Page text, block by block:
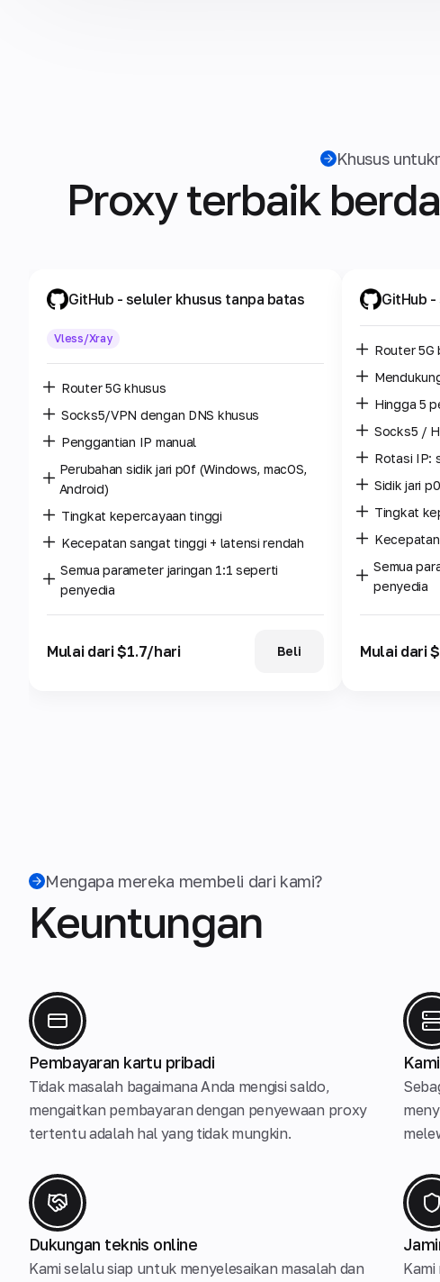
Khusus
Proxy terbaik
GitHub - seluler khusus tanpa batas
Vless/Xray
Router 5G khusus
Socks5/VPN dengan DNS khusus
Penggantian IP manual
Perubahan sidik jari p0f (Windows, macOS,
Android)
Tingkat kepercayaan tinggi
Kecepatan sangat tinggi + latensi rendah
Semua parameter jaringan 1:1 seperti
penyedia
Mulai dari $1.7/hari Beli
GitHub -
Router 5G
Hingga 5
Socks5 /
Rotasi IP:
Sidik jari
Tingkat
Semua
penyedia
Mulai dari
Mengapa mereka membeli dari kami?
Keuntungan
Pembayaran kartu pribadi
Tidak masalah bagaimana Anda mengisi saldo,
mengaitkan pembayaran dengan penyewaan proxy
tertentu adalah hal yang tidak mungkin.
Dukungan teknis online
Kami selalu siap untuk menyelesaikan masalah dan